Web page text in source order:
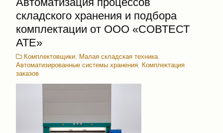
складского хранения и подбора
комплектации от ООО «СОВТЕСТ
АТЕ»
Комплектовщики Малая складская техника
Автоматизированные системы хранения
Комплектация
заказов